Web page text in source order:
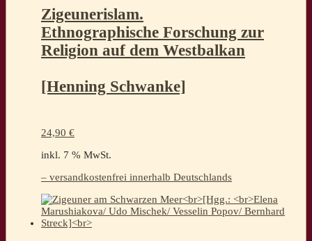
Zigeunerislam.
Ethnographische Forschung zur
Religion auf dem Westbalkan
[Henning Schwanke]
24,90 €
inkl. 7 % MwSt.
– versandkostenfrei innerhalb Deutschlands